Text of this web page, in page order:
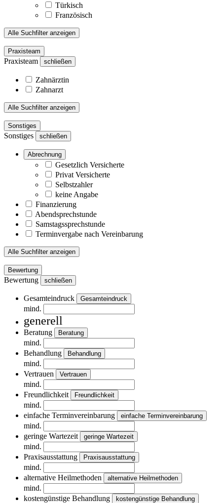
Türkisch
Französisch
Alle Suchfilter anzeigen
Praxisteam
Praxisteam schließen
Zahnärztin
Zahnarzt
Alle Suchfilter anzeigen
Sonstiges
Sonstiges schließen
Abrechnung
Gesetzlich Versicherte
Privat Versicherte
Selbstzahler
keine Angabe
Finanzierung
Abendsprechstunde
Samstagssprechstunde
Terminvergabe nach Vereinbarung
Alle Suchfilter anzeigen
Bewertung
Bewertung schließen
Gesamteindruck Gesamteindruck
mind.
generell
Beratung Beratung
mind.
Behandlung
Behandlung
mind.
Vertrauen
Vertrauen
mind.
Freundlichkeit
Freundlichkeit
mind.
einfache Terminvereinbarung
einfache Terminvereinbarung
mind.
geringe Wartezeit
geringe Wartezeit
mind.
Praxisausstattung
Praxisausstattung
mind.
alternative Heilmethoden
alternative Heilmethoden
mind.
kostengünstige Behandlung
kostengünstige Behandlung